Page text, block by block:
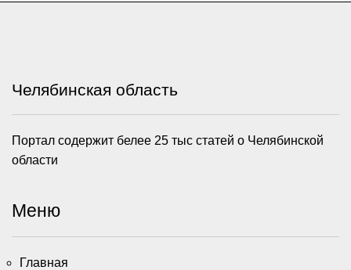
Челябинская область
Портал содержит белее 25 тыс статей о Челябинской
области
Меню
Главная